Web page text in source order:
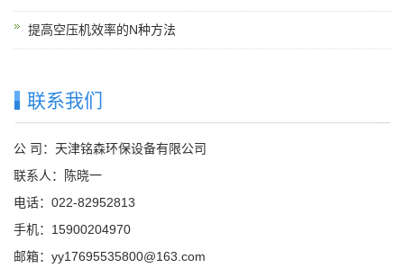
提高空压机效率的N种方法
联系我们
公 司：天津铭森环保设备有限公司
联系人：陈晓一
电话：022-82952813
手机：15900204970
邮箱：yy17695535800@163.com